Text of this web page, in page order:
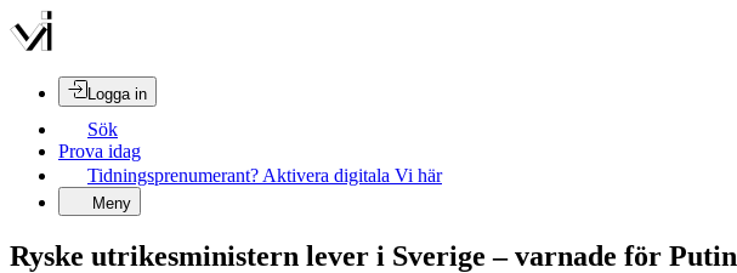
Logga in
Sök
Prova idag
Tidningsprenumerant? Aktivera digitala Vi här
Meny
Ryske utrikesministern lever i Sverige – varnade för Putin